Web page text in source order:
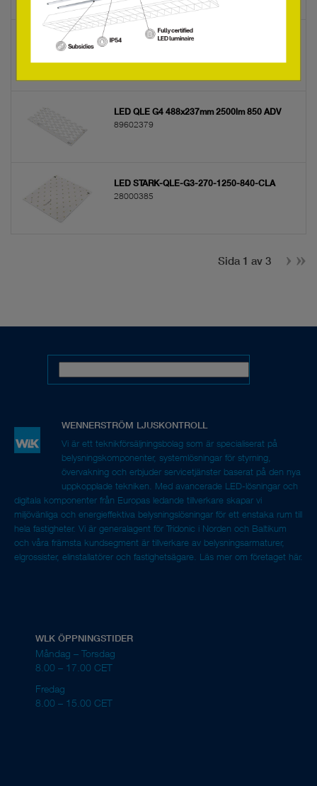
LED QLE G4 488x237mm 2500lm 840 ADV
LED QLE G4 488x237mm 2500lm 850 ADV
89602379
LED STARK-QLE-G3-270-1250-840-CLA
28000385
Sida 1 av 3
Vi är ett teknikförsäljningsbolag som är specialiserat på
belysningskomponenter, systemlösningar för styrning,
övervakning och erbjuder servicetjänster baserat på den nya
uppkopplade tekniken. Med avancerade LED-lösningar och
digitala komponenter från Europas ledande tillverkare skapar vi
miljövänliga och energieffektiva belysningslösningar för ett enstaka rum till
hela fastigheter. Vi är generalagent för Tridonic i Norden och Baltikum
och våra främsta kundsegment är tillverkare av belysningsarmaturer,
elgrossister, elinstallatörer och fastighetsägare. Läs mer om företaget här.
WLK ÖPPNINGSTIDER
Måndag – Torsdag
8.00 – 17.00 CET
Fredag
8.00 – 15.00 CET